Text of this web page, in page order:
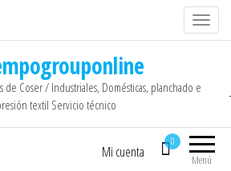
C
a
a
r
de Coser / Industriales, Domésticas, planchado e
textil Servicio técnico
Menú
0
Mi cuenta